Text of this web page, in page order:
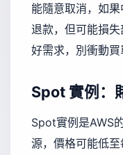
能隨意取消，如
退款，但可能損
好需求，別衝動買
Spot 實例：
Spot實例是AWS
源，價格可能低